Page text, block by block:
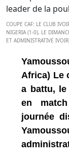
COUPE CAF: LE CLUB
NIGERIA (1-0), LE
ET ADMINISTRATIVE
Africa) Le
a battu, le
en
journée